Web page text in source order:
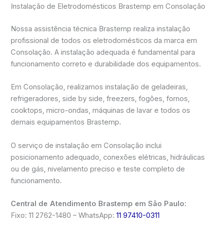
Instalação de Eletrodomésticos Brastemp em Consolação
Nossa assistência técnica Brastemp realiza instalação
profissional de todos os eletrodomésticos da marca em
Consolação. A instalação adequada é fundamental para
funcionamento correto e durabilidade dos equipamentos.
Em Consolação, realizamos instalação de geladeiras,
refrigeradores, side by side, freezers, fogões, fornos,
cooktops, micro-ondas, máquinas de lavar e todos os
demais equipamentos Brastemp.
O serviço de instalação em Consolação inclui
posicionamento adequado, conexões elétricas, hidráulicas
ou de gás, nivelamento preciso e teste completo de
funcionamento.
Central de Atendimento Brastemp em São Paulo:
Fixo: 11 2762-1480 – WhatsApp:11 97410-0311